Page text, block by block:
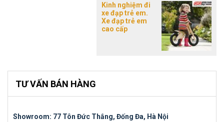
Kinh nghiệm đi
xe đạp trẻ em.
Xe đạp trẻ em
cao cấp
TƯ VẤN BÁN HÀNG
Showroom: 77 Tôn Đức Thắng, Đống Đa, Hà Nội